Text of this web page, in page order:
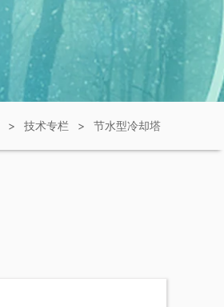
> 技术专栏 > 节水型冷却塔